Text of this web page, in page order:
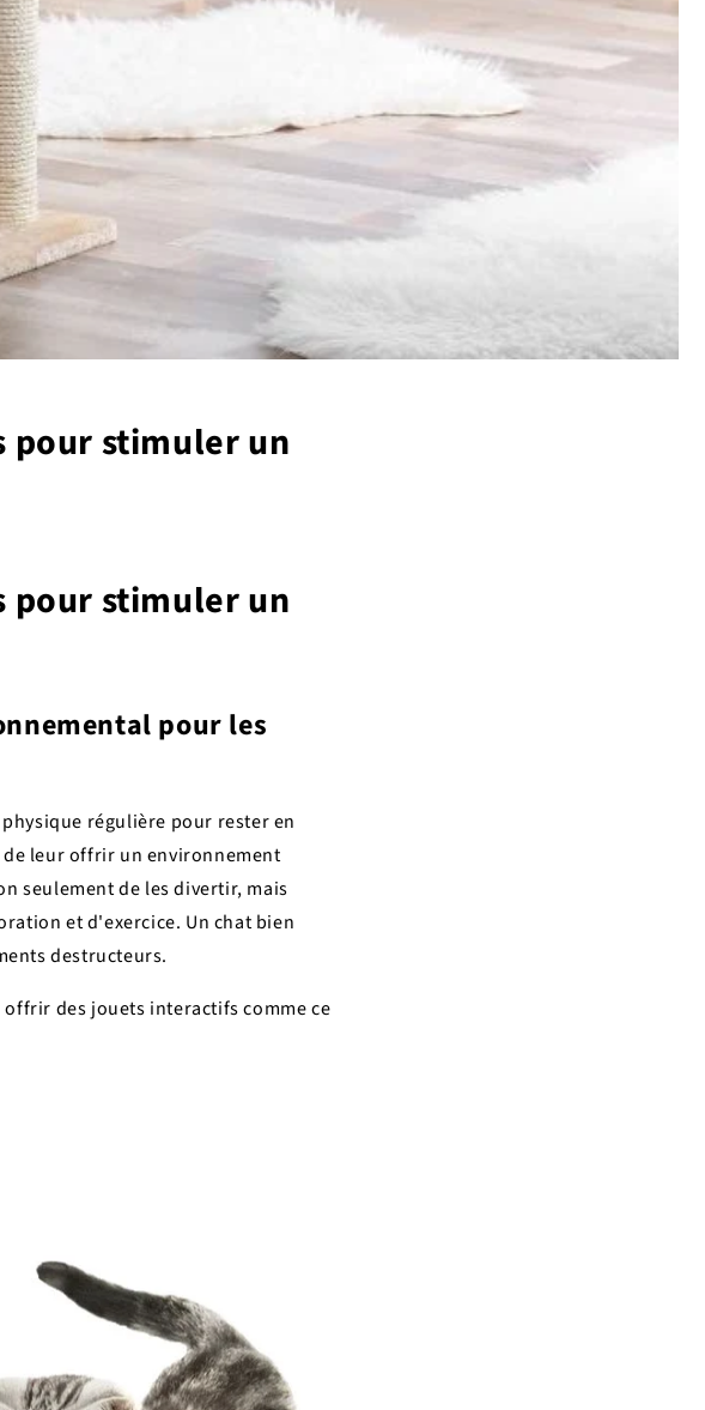
pour stimuler un
pour stimuler un
pour les
régulière pour rester en
de leur offrir un environnement
seulement de les divertir, mais
et d'exercice. Un chat bien
destructeurs.
des jouets interactifs comme ce